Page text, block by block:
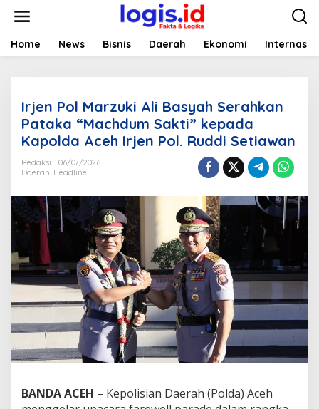
t
Home News Bisnis Daerah Ekonomi
Irjen Pol Marzuki Ali Basyah Serahkan
Pataka “Machdum Sakti” kepada
Kapolda Aceh Irjen Pol. Ruddi Setiawan
Redaksi
06/07/2026
Daerah, Headline
BANDA ACEH – Kepolisian Daerah (Polda) Aceh